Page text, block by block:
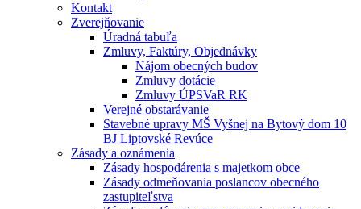
Kontakt
Zverejňovanie
Úradná tabuľa
Zmluvy, Faktúry, Objednávky
Nájom obecných budov
Zmluvy dotácie
Zmluvy ÚPSVaR RK
Verejné obstarávanie
Stavebné upravy MŠ Vyšnej na Bytový dom 10
BJ Liptovské Revúce
Zásady a oznámenia
Zásady hospodárenia s majetkom obce
Zásady odmeňovania poslancov obecného
zastupiteľstva